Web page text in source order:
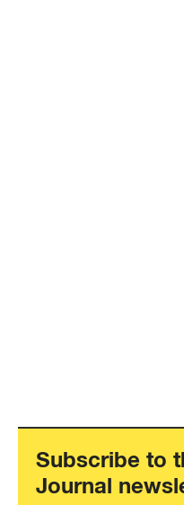
Subscribe to
Journal